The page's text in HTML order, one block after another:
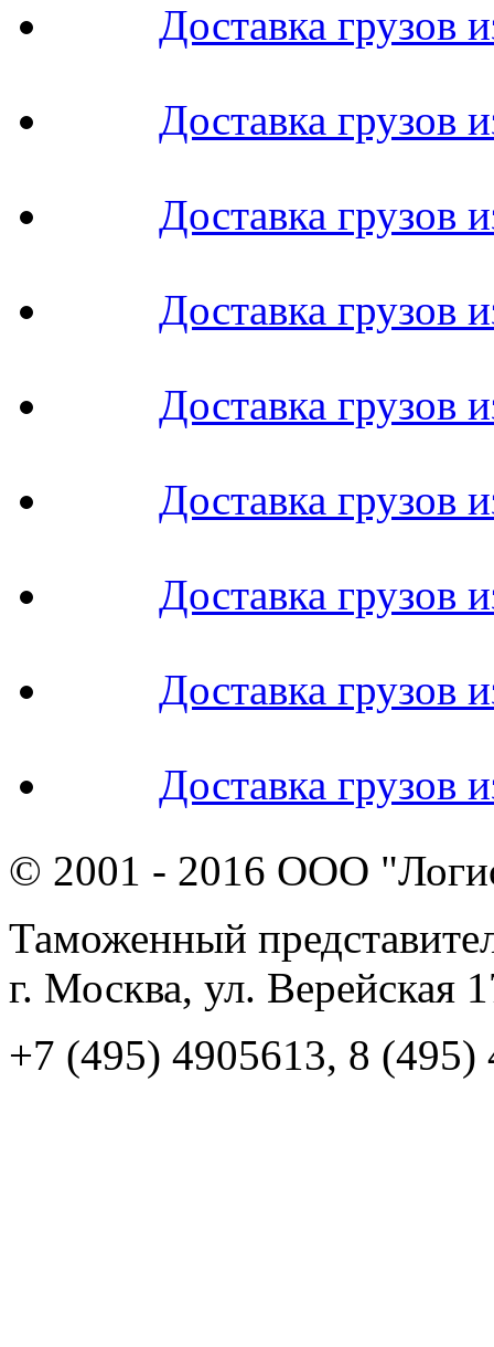
Доставка грузов
Доставка грузов
Доставка грузов
Доставка грузов
Доставка грузов
Доставка грузов
Доставка грузов
Доставка грузов
Доставка грузов
© 2001 - 2016 ООО
Таможенный
г. Москва, ул. Верейская
+7 (495) 4905613, 8 (495)